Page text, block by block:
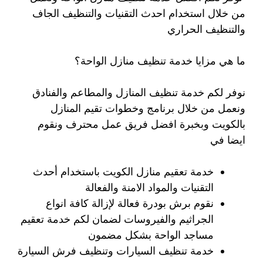
من خلال استخدام احدث التقنيات والتنظيف الجاف
والتنظيف الحراري
ما هي مزايا خدمة تنظيف منازل الواحة؟
نوفر لكم خدمة تنظيف المنازل والمطاعم والفنادق
ونعمل من خلال برنامج وخطوات تقيم المنازل
بالكويت وبخبرة افضل فريق عمل محترف ونقوم
ايضا في
خدمة تعقيم منازل الكويت باستخدام أحدث
التقنيات والمواد الامنة والفعالة
نقوم برش بودرة فعالة لإزالة كافة انواع
الجراثيم والفيروسات لضمان لكم خدمة تعقيم
مساجد الواحة بشكل مضمون
خدمة تنظيف السيارات وتنظيف فرش السيارة